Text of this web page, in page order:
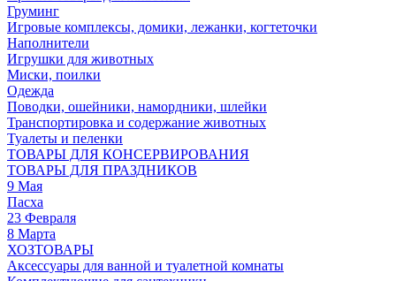
Груминг
Игровые комплексы, домики, лежанки, когтеточки
Наполнители
Игрушки для животных
Миски, поилки
Одежда
Поводки, ошейники, намордники, шлейки
Транспортировка и содержание животных
Туалеты и пеленки
ТОВАРЫ ДЛЯ КОНСЕРВИРОВАНИЯ
ТОВАРЫ ДЛЯ ПРАЗДНИКОВ
9 Мая
Пасха
23 Февраля
8 Марта
ХОЗТОВАРЫ
Аксессуары для ванной и туалетной комнаты